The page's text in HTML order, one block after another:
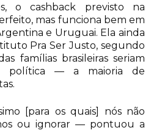
o cashback previsto na
mas funciona bem em
e Uruguai. Ela ainda
Pra Ser Justo, segundo
famílias brasileiras seriam
política — a maioria de
[para os quais] nós não
ou ignorar — pontuou a